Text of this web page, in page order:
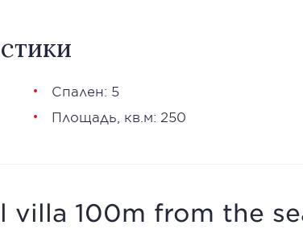
Спален: 5
Площадь, кв.м: 250
villa 100m from the